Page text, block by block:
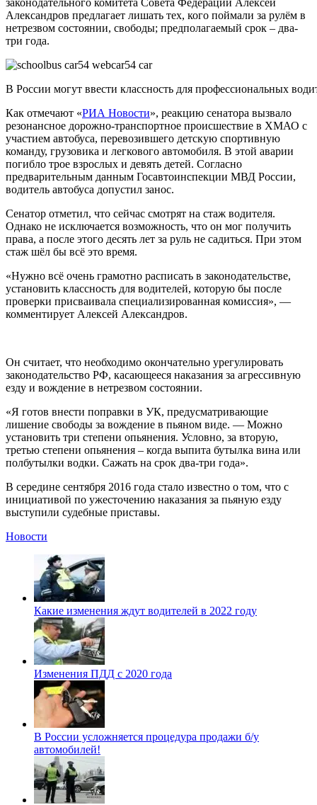
Александров предлагает лишать тех, кого поймали за рулём в
нетрезвом состоянии, свободы; предполагаемый срок – два-
три года.
В России могут ввести классность для профессиональных
Как отмечают «РИА Новости», реакцию сенатора вызвало
резонансное дорожно-транспортное происшествие в ХМАО с
участием автобуса, перевозившего детскую спортивную
команду, грузовика и легкового автомобиля. В этой аварии
погибло трое взрослых и девять детей. Согласно
предварительным данным Госавтоинспекции МВД России,
водитель автобуса допустил занос.
Сенатор отметил, что сейчас смотрят на стаж водителя.
Однако не исключается возможность, что он мог получить
права, а после этого десять лет за руль не садиться. При этом
стаж шёл бы всё это время.
«Нужно всё очень грамотно расписать в законодательстве,
установить классность для водителей, которую бы после
проверки присваивала специализированная комиссия», —
комментирует Алексей Александров.
Он считает, что необходимо окончательно урегулировать
законодательство РФ, касающееся наказания за агрессивную
езду и вождение в нетрезвом состоянии.
«Я готов внести поправки в УК, предусматривающие
лишение свободы за вождение в пьяном виде. — Можно
установить три степени опьянения. Условно, за вторую,
третью степени опьянения – когда выпита бутылка вина или
полбутылки водки. Сажать на срок два-три года».
В середине сентября 2016 года стало известно о том, что с
инициативой по ужесточению наказания за пьяную езду
выступили судебные приставы.
Новости
Какие изменения ждут водителей в 2022 году
Изменения ПДД с 2020 года
В России усложняется процедура продажи б/у
автомобилей!